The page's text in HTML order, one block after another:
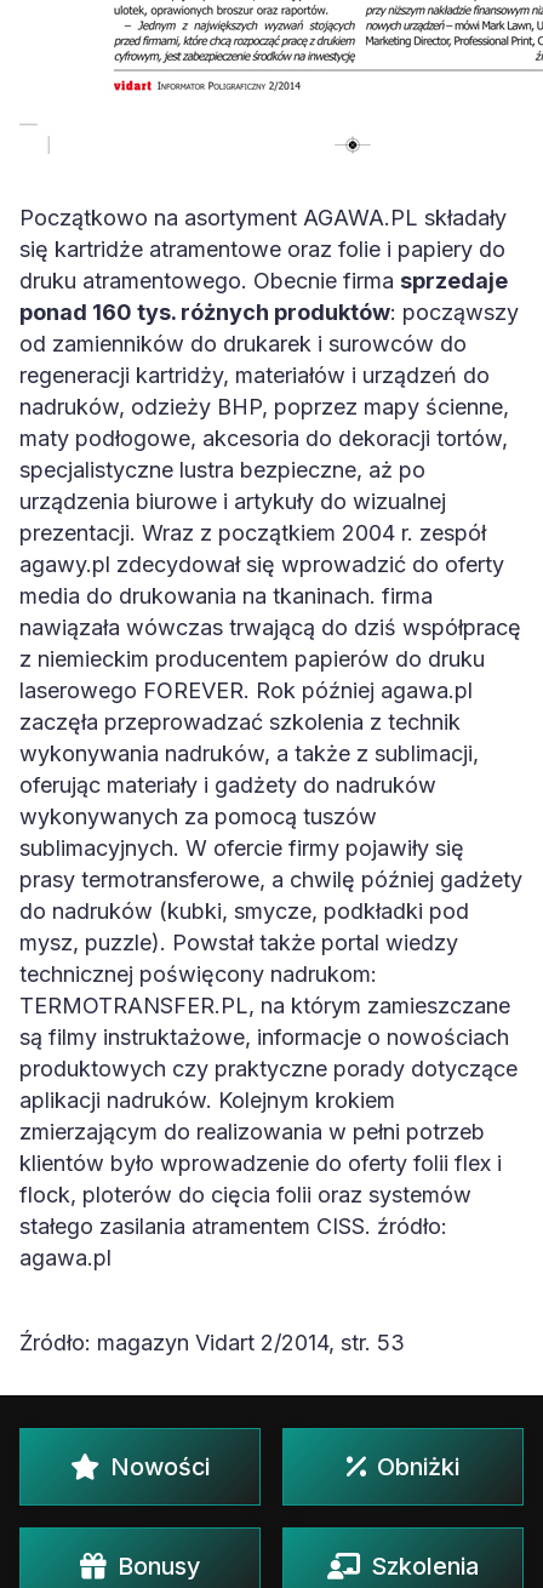
Początkowo na asortyment AGAWA.PL składały
się kartridże atramentowe oraz folie i papiery do
druku atramentowego. Obecnie firma sprzedaje
ponad 160 tys. różnych produktów: począwszy
od zamienników do drukarek i surowców do
regeneracji kartridży, materiałów i urządzeń do
nadruków, odzieży BHP, poprzez mapy ścienne,
maty podłogowe, akcesoria do dekoracji tortów,
specjalistyczne lustra bezpieczne, aż po
urządzenia biurowe i artykuły do wizualnej
prezentacji. Wraz z początkiem 2004 r. zespół
agawy.pl zdecydował się wprowadzić do oferty
media do drukowania na tkaninach. firma
nawiązała wówczas trwającą do dziś współpracę
z niemieckim producentem papierów do druku
laserowego FOREVER. Rok później agawa.pl
zaczęła przeprowadzać szkolenia z technik
wykonywania nadruków, a także z sublimacji,
oferując materiały i gadżety do nadruków
wykonywanych za pomocą tuszów
sublimacyjnych. W ofercie firmy pojawiły się
prasy termotransferowe, a chwilę później gadżety
do nadruków (kubki, smycze, podkładki pod
mysz, puzzle). Powstał także portal wiedzy
technicznej poświęcony nadrukom:
TERMOTRANSFER.PL, na którym zamieszczane
są filmy instruktażowe, informacje o nowościach
produktowych czy praktyczne porady dotyczące
aplikacji nadruków. Kolejnym krokiem
zmierzającym do realizowania w pełni potrzeb
klientów było wprowadzenie do oferty folii flex i
flock, ploterów do cięcia folii oraz systemów
stałego zasilania atramentem CISS. źródło:
agawa.pl
Źródło: magazyn Vidart 2/2014, str. 53
Nowości Obniżki
Bonusy Szkolenia